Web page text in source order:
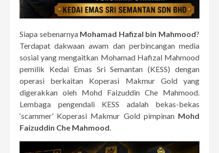
Siapa sebenarnya Mohamad Hafizal bin Mahmood?
Terdapat dakwaan awam dan perbincangan media
sosial yang mengaitkan Mohamad Hafizal Mahmood
pemilik Kedai Emas Sri Semantan (KESS) dengan
operasi berkaitan Koperasi Makmur Gold yang
digerakkan oleh Mohd Faizuddin Che Mahmood.
Lembaga pengendali KESS adalah bekas-bekas
‘scammer’ Koperasi Makmur Gold pimpinan Mohd
Faizuddin Che Mahmood.